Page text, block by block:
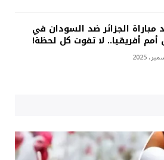
مباراة الجزائر ضد السودان في
أفريقيا.. لا تفوت كل لحظة!